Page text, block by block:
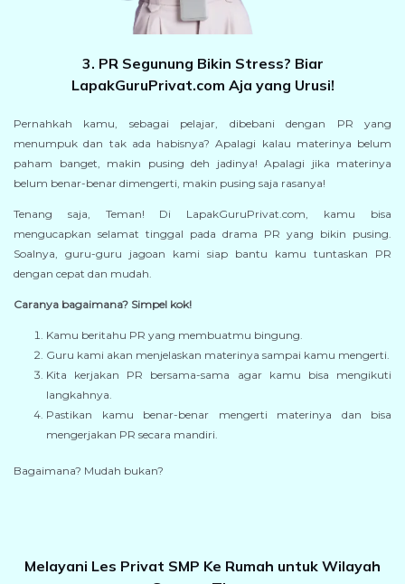
3. PR Segunung Bikin Stress? Biar
LapakGuruPrivat.com Aja yang Urusi!
Pernahkah kamu, sebagai pelajar, dibebani dengan PR yang
menumpuk dan tak ada habisnya? Apalagi kalau materinya belum
paham banget, makin pusing deh jadinya! Apalagi jika materinya
belum benar-benar dimengerti, makin pusing saja rasanya!
Tenang saja, Teman! Di LapakGuruPrivat.com, kamu bisa
mengucapkan selamat tinggal pada drama PR yang bikin pusing.
Soalnya, guru-guru jagoan kami siap bantu kamu tuntaskan PR
dengan cepat dan mudah.
Caranya bagaimana? Simpel kok!
Kamu beritahu PR yang membuatmu bingung.
Guru kami akan menjelaskan materinya sampai kamu mengerti.
Kita kerjakan PR bersama-sama agar kamu bisa mengikuti
langkahnya.
Pastikan kamu benar-benar mengerti materinya dan bisa
mengerjakan PR secara mandiri.
Bagaimana? Mudah bukan?
Melayani Les Privat SMP Ke Rumah untuk Wilayah